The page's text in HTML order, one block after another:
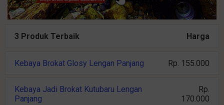
3 Produk Terbaik Harga
Kebaya Brokat Glosy Lengan Panjang Rp. 155.000
Kebaya Jadi Brokat Kutubaru Lengan
Panjang
Rp.
170.000